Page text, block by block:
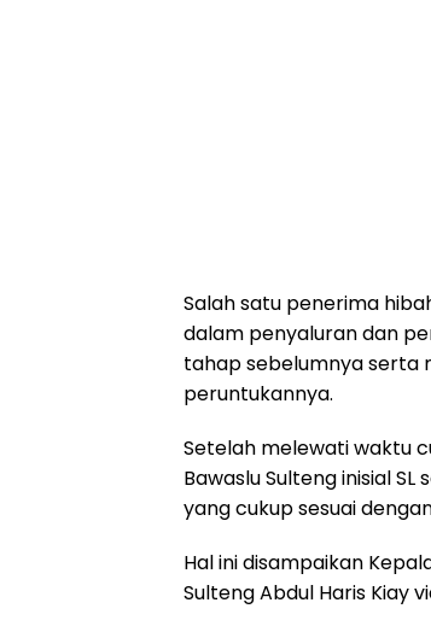
Salah satu penerima
dalam penyaluran dan
tahap sebelumnya serta
peruntukannya.
Setelah melewati waktu
Bawaslu Sulteng inisial
yang cukup sesuai dengan
Hal ini disampaikan
Sulteng Abdul Haris Kiay